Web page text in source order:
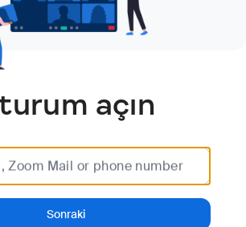
açın
Zoom Mail or phone number
Sonraki